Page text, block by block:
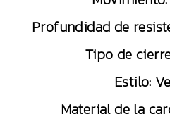
Profundidad de
Tipo de
Estilo:
Material de la